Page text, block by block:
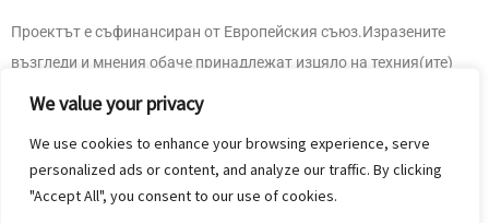
We value your privacy
We use cookies to enhance your browsing experience, serve
personalized ads or content, and analyze our traffic. By clicking
"Accept All", you consent to our use of cookies.
Проектът е съфинансиран от Европейския съюз.Изразените
възгледи и мнения обаче принадлежат изцяло на техния(ите)
автор(и) и не отразяват непременно възгледите и мненията на
развитие на човешките ресурси – България). За тях не носи